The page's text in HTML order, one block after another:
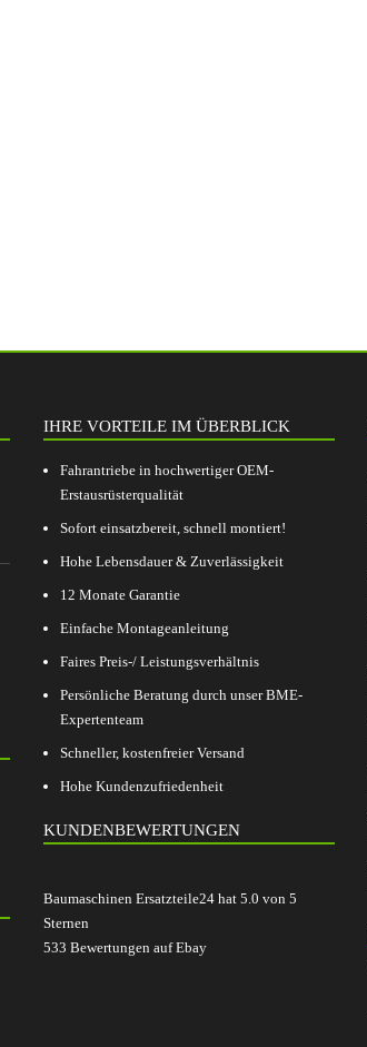
IHRE VORTEILE IM ÜBERBLICK
Fahrantriebe in hochwertiger OEM-
Erstausrüsterqualität
Sofort einsatzbereit, schnell montiert!
Hohe Lebensdauer & Zuverlässigkeit
12 Monate Garantie
Einfache Montageanleitung
Faires Preis-/ Leistungsverhältnis
Persönliche Beratung durch unser BME-
Expertenteam
Schneller, kostenfreier Versand
Hohe Kundenzufriedenheit
KUNDENBEWERTUNGEN
Baumaschinen Ersatzteile24 hat 5.0 von 5
Sternen
533 Bewertungen auf Ebay